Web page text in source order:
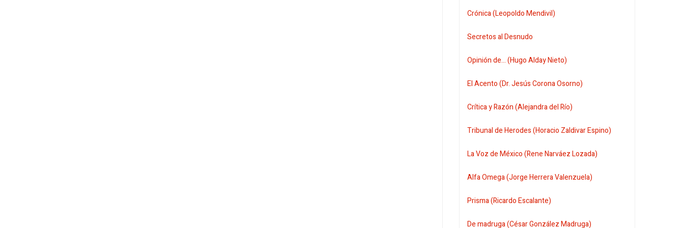
Crónica (Leopoldo Mendivil)
Secretos al Desnudo
Opinión de... (Hugo Alday Nieto)
El Acento (Dr. Jesús Corona Osorno)
Crítica y Razón (Alejandra del Río)
Tribunal de Herodes (Horacio Zaldivar Espino)
La Voz de México (Rene Narváez Lozada)
Alfa Omega (Jorge Herrera Valenzuela)
Prisma (Ricardo Escalante)
De madruga (César González Madruga)